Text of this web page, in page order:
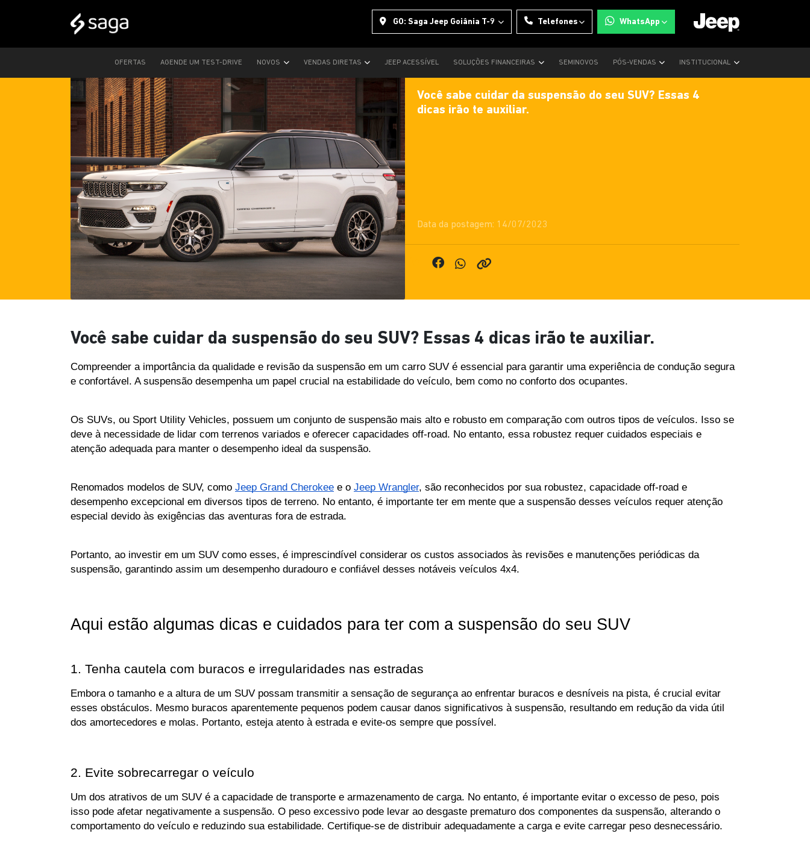
GO: Saga Jeep Goiânia T-9 Telefones WhatsApp
OFERTAS AGENDE UM TEST-DRIVE NOVOS VENDAS DIRETAS JEEP ACESSÍVEL SOLUÇÕES FINANCEIRAS SEMINOVOS PÓS-VENDAS INSTITUCIONAL
Você sabe cuidar da suspensão do seu SUV? Essas 4
dicas irão te auxiliar.
Data da postagem: 14/07/2023
Você sabe cuidar da suspensão do seu SUV? Essas 4 dicas irão te auxiliar.
Compreender a importância da qualidade e revisão da suspensão em um carro SUV é essencial para garantir uma experiência de condução segura
e confortável. A suspensão desempenha um papel crucial na estabilidade do veículo, bem como no conforto dos ocupantes.
Os SUVs, ou Sport Utility Vehicles, possuem um conjunto de suspensão mais alto e robusto em comparação com outros tipos de veículos. Isso se
deve à necessidade de lidar com terrenos variados e oferecer capacidades off-road. No entanto, essa robustez requer cuidados especiais e
atenção adequada para manter o desempenho ideal da suspensão.
Renomados modelos de SUV, como Jeep Grand Cherokee e o Jeep Wrangler, são reconhecidos por sua robustez, capacidade off-road e
desempenho excepcional em diversos tipos de terreno. No entanto, é importante ter em mente que a suspensão desses veículos requer atenção
especial devido às exigências das aventuras fora de estrada.
Portanto, ao investir em um SUV como esses, é imprescindível considerar os custos associados às revisões e manutenções periódicas da
suspensão, garantindo assim um desempenho duradouro e confiável desses notáveis veículos 4x4.
Aqui estão algumas dicas e cuidados para ter com a suspensão do seu SUV
1. Tenha cautela com buracos e irregularidades nas estradas
Embora o tamanho e a altura de um SUV possam transmitir a sensação de segurança ao enfrentar buracos e desníveis na pista, é crucial evitar
esses obstáculos. Mesmo buracos aparentemente pequenos podem causar danos significativos à suspensão, resultando em redução da vida útil
dos amortecedores e molas. Portanto, esteja atento à estrada e evite-os sempre que possível.
2. Evite sobrecarregar o veículo
Um dos atrativos de um SUV é a capacidade de transporte e armazenamento de carga. No entanto, é importante evitar o excesso de peso, pois
isso pode afetar negativamente a suspensão. O peso excessivo pode levar ao desgaste prematuro dos componentes da suspensão, alterando o
comportamento do veículo e reduzindo sua estabilidade. Certifique-se de distribuir adequadamente a carga e evite carregar peso desnecessário.